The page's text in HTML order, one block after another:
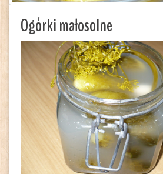
Ogórki małosolne